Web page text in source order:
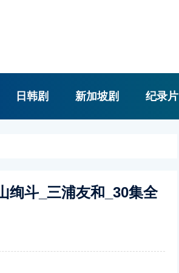
日韩剧 新加坡剧 纪录片
绚斗_三浦友和_30集全